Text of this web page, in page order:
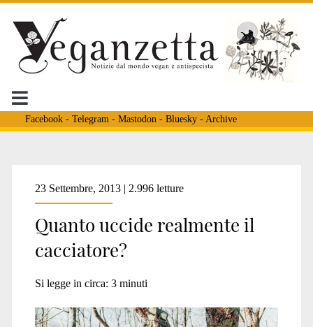
Facebook- Telegram - Mastodon - Bluesky- Archive
Tag:
<span>samuele
strati</span>
23 Settembre, 2013 | 2.996 letture
Quanto uccide realmente il
cacciatore?
Si legge in circa: 3 minuti